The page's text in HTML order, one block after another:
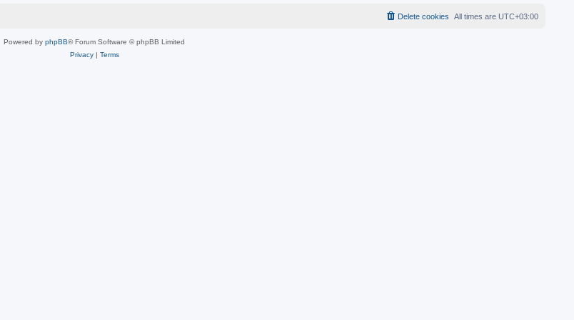
All times are UTC+03:00
Delete cookies
Powered by phpBB® Forum Software © phpBB Limited
Privacy| Terms